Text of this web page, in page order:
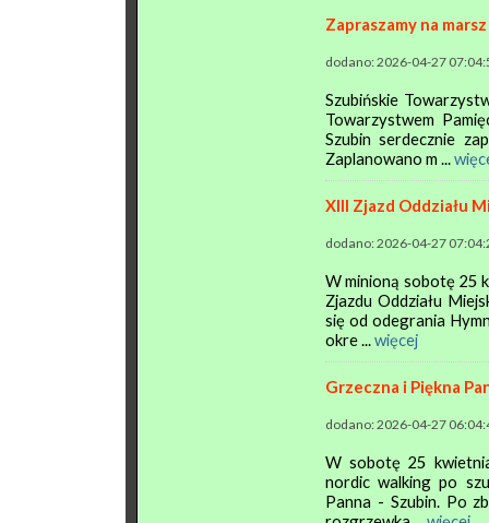
Zapraszamy na
dodano: 2026-04-27
Szubińskie
Towarzystwem
Szubin serdecznie
Zaplanowano m ...
XIII Zjazd Oddziału
dodano: 2026-04-27
W minioną sobotę 25
Zjazdu Oddziału
się od odegrania
okre ...więcej
Grzeczna i Piękna
dodano: 2026-04-27
W sobotę 25
nordic walking po
Panna - Szubin. Po